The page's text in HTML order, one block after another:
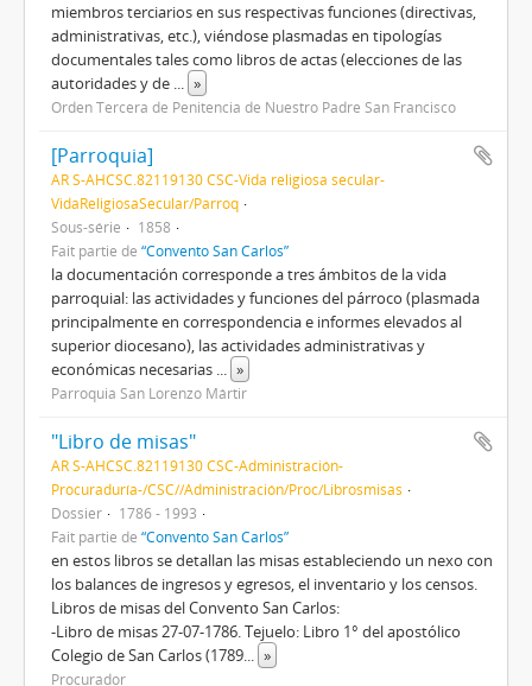
miembros terciarios en sus respectivas funciones (directivas,
administrativas, etc.), viéndose plasmadas en tipologías
documentales tales como libros de actas (elecciones de las
autoridades y de ... »
Orden Tercera de Penitencia de Nuestro Padre San Francisco
[Parroquia]
AR S-AHCSC.82119130 CSC-Vida religiosa secular-
VidaReligiosaSecular/Parroq
Sous-série
1858
Fait partie de “Convento San Carlos”
la documentación corresponde a tres ámbitos de la vida
parroquial: las actividades y funciones del párroco (plasmada
principalmente en correspondencia e informes elevados al
superior diocesano), las actividades administrativas y
económicas necesarias ... »
Parroquia San Lorenzo Mártir
"Libro de misas"
AR S-AHCSC.82119130 CSC-Administración-
Procuraduría-/CSC//Administración/Proc/Librosmisas
Dossier
1786 - 1993
Fait partie de “Convento San Carlos”
en estos libros se detallan las misas estableciendo un nexo con
los balances de ingresos y egresos, el inventario y los censos.
Libros de misas del Convento San Carlos:
-Libro de misas 27-07-1786. Tejuelo: Libro 1° del apostólico
Colegio de San Carlos (1789... »
Procurador